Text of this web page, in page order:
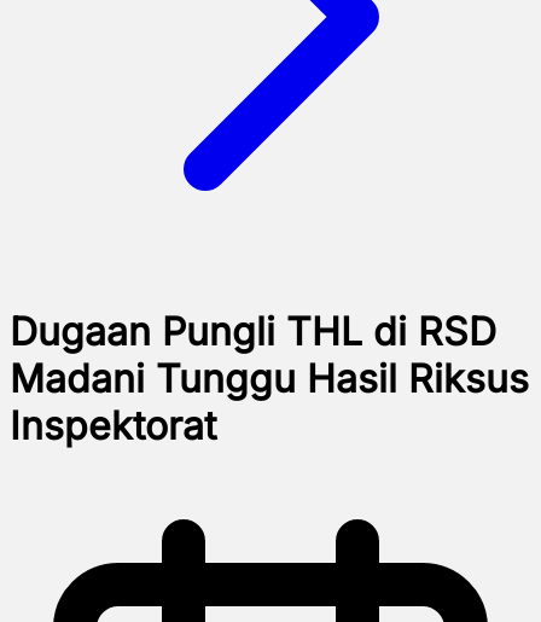
Dugaan Pungli THL di RSD
Madani Tunggu Hasil Riksus
Inspektorat